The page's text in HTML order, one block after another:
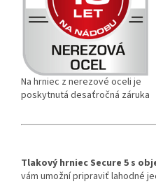
Na hrniec z nerezové oceli je
poskytnutá desaťročná záruka
Tlakový hrniec Secure 5 s
vám umožní pripraviť lahodné